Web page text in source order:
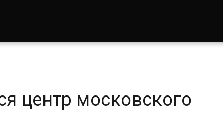
центр московского